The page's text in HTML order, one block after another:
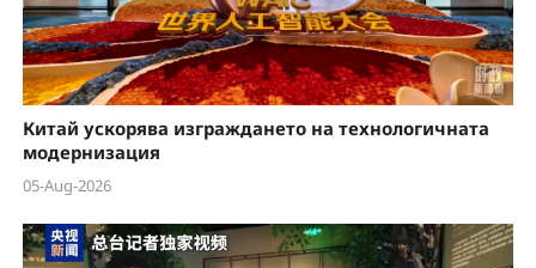
Китай ускорява изграждането на технологичната
модернизация
05-Aug-2026